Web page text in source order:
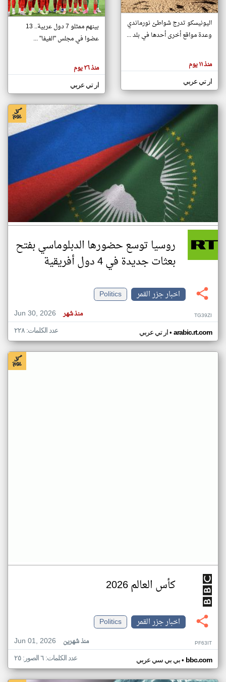
تغيير الدولة
اخبار جزر القمر على مدار الساعة
أهم اخبار جزر القمر العاجلة والمباشرة
هنا عن
وجهة
كاتبيها.
اليونيسكو تدرج شواطئ نورماندي
وعدة مواقع أخرى أحدها في بلد ...
منذ ١١ يوم
ار تي عربي
بينهم ممثلو 7 دول عربية.. 13
عضوا في مجلس "الفيفا" ...
منذ ٢٦ يوم
ار تي عربي
روسيا توسع حضورها الدبلوماسي بفتح
بعثات جديدة في 4 دول أفريقية
اخبار جزر القمر
Politics
Jun 30, 2026
منذ شهر TG39ZI
ار تي عربي• arabic.rt.com عدد الكلمات: ٢٢٨
كأس العالم 2026
اخبار جزر القمر
Politics
Jun 01, 2026
منذ شهرين PF63IT
بي بي سي عربي• bbc.com عدد الكلمات: ٦ الصور: ٢٥
klyoum.com